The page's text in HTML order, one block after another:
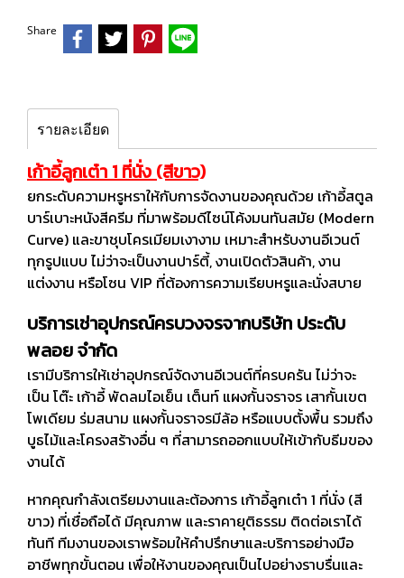
Share
รายละเอียด
เก้าอี้ลูกเต๋า 1 ที่นั่ง (สีขาว)
ยกระดับความหรูหราให้กับการจัดงานของคุณด้วย เก้าอี้สตูล
บาร์เบาะหนังสีครีม ที่มาพร้อมดีไซน์โค้งมนทันสมัย (Modern
Curve) และขาชุบโครเมียมเงางาม เหมาะสำหรับงานอีเวนต์
ทุกรูปแบบ ไม่ว่าจะเป็นงานปาร์ตี้, งานเปิดตัวสินค้า, งาน
แต่งงาน หรือโซน VIP ที่ต้องการความเรียบหรูและนั่งสบาย
บริการเช่าอุปกรณ์ครบวงจรจากบริษัท ประดับ
พลอย จำกัด
เรามีบริการให้เช่าอุปกรณ์จัดงานอีเวนต์ที่ครบครัน ไม่ว่าจะ
เป็น โต๊ะ เก้าอี้ พัดลมไอเย็น เต็นท์ แผงกั้นจราจร เสากั้นเขต
โพเดียม ร่มสนาม แผงกั้นจราจรมีล้อ หรือแบบตั้งพื้น รวมถึง
บูธไม้และโครงสร้างอื่น ๆ ที่สามารถออกแบบให้เข้ากับธีมของ
งานได้
หากคุณกำลังเตรียมงานและต้องการ เก้าอี้ลูกเต๋า 1 ที่นั่ง (สี
ขาว) ที่เชื่อถือได้ มีคุณภาพ และราคายุติธรรม ติดต่อเราได้
ทันที ทีมงานของเราพร้อมให้คำปรึกษาและบริการอย่างมือ
อาชีพทุกขั้นตอน เพื่อให้งานของคุณเป็นไปอย่างราบรื่นและ